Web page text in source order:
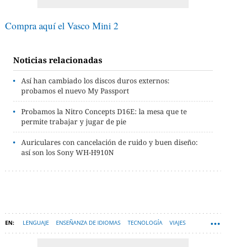
Compra aquí el Vasco Mini 2
Noticias relacionadas
Así han cambiado los discos duros externos:
probamos el nuevo My Passport
Probamos la Nitro Concepts D16E: la mesa que te
permite trabajar y jugar de pie
Auriculares con cancelación de ruido y buen diseño:
así son los Sony WH-H910N
LENGUAJE ENSEÑANZA DE IDIOMAS TECNOLOGÍA VIAJES